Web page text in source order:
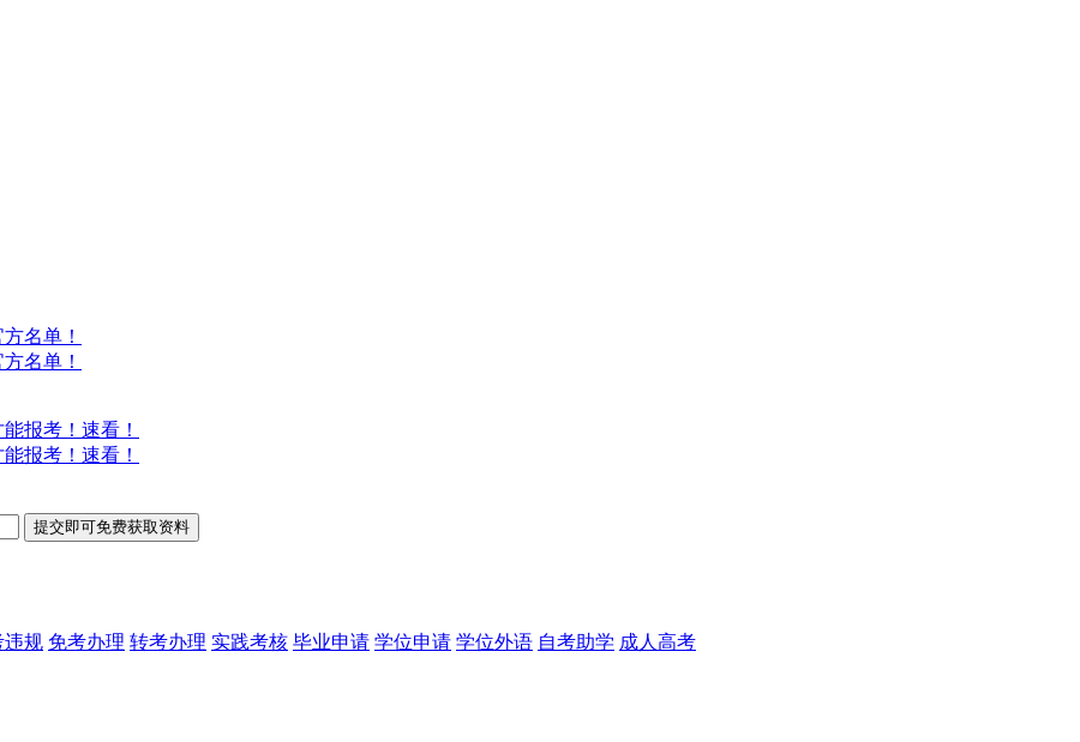
名单！
名单！
报考！速看！
报考！速看！
违规 免考办理 转考办理 实践考核 毕业申请 学位申请 学位外语 自考助学 成人高考